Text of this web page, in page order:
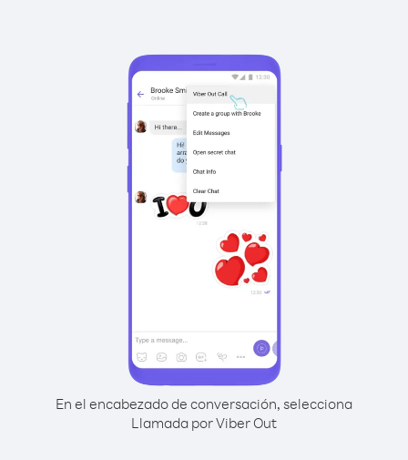
En el encabezado de conversación, selecciona
Llamada por Viber Out